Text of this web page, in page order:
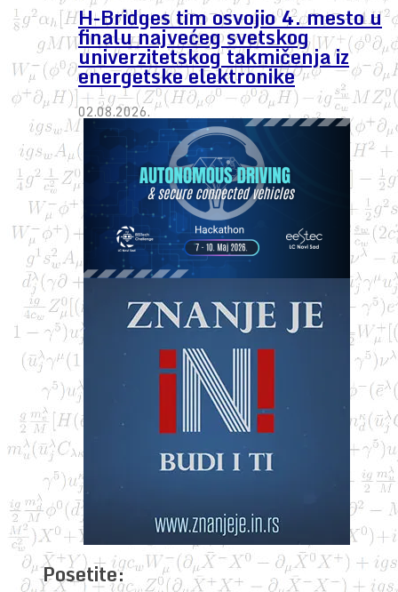
H-Bridges tim osvojio 4. mesto u
finalu najvećeg svetskog
univerzitetskog takmičenja iz
energetske elektronike
02.08.2026.
Posetite: